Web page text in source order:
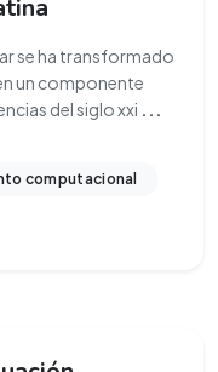
se ha transformado
un componente
del siglo xxi ...
computacional